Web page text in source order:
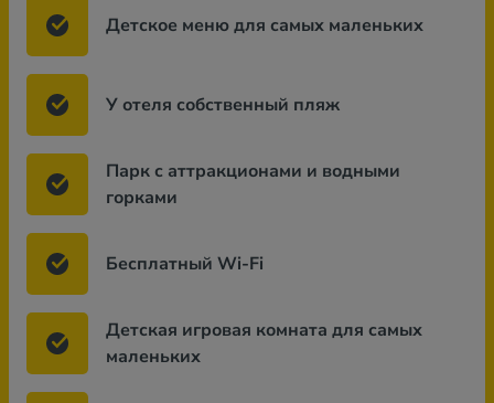
Детское меню для самых маленьких
У отеля собственный пляж
Парк с аттракционами и водными
горками
Бесплатный Wi-Fi
Детская игровая комната для самых
маленьких